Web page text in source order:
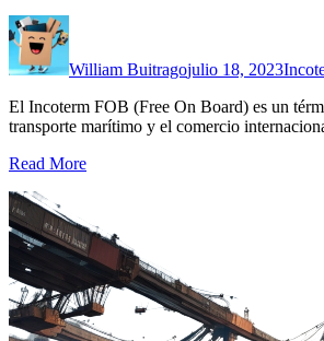
William Buitragojulio 18, 2023
El Incoterm FOB (Free On Board) es un
transporte marítimo y el comercio
Read More